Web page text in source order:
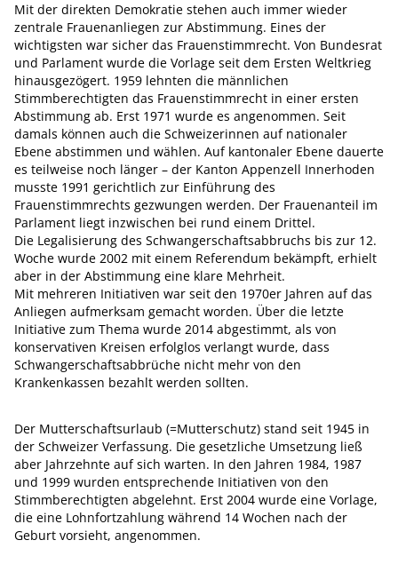
Mit der direkten Demokratie stehen auch immer wieder
zentrale Frauenanliegen zur Abstimmung. Eines der
wichtigsten war sicher das Frauenstimmrecht. Von Bundesrat
und Parlament wurde die Vorlage seit dem Ersten Weltkrieg
hinausgezögert. 1959 lehnten die männlichen
Stimmberechtigten das Frauenstimmrecht in einer ersten
Abstimmung ab. Erst 1971 wurde es angenommen. Seit
damals können auch die Schweizerinnen auf nationaler
Ebene abstimmen und wählen. Auf kantonaler Ebene dauerte
es teilweise noch länger – der Kanton Appenzell Innerhoden
musste 1991 gerichtlich zur Einführung des
Frauenstimmrechts gezwungen werden. Der Frauenanteil im
Parlament liegt inzwischen bei rund einem Drittel.
Die Legalisierung des Schwangerschaftsabbruchs bis zur 12.
Woche wurde 2002 mit einem Referendum bekämpft, erhielt
aber in der Abstimmung eine klare Mehrheit.
Mit mehreren Initiativen war seit den 1970er Jahren auf das
Anliegen aufmerksam gemacht worden. Über die letzte
Initiative zum Thema wurde 2014 abgestimmt, als von
konservativen Kreisen erfolglos verlangt wurde, dass
Schwangerschaftsabbrüche nicht mehr von den
Krankenkassen bezahlt werden sollten.
Der Mutterschaftsurlaub (=Mutterschutz) stand seit 1945 in
der Schweizer Verfassung. Die gesetzliche Umsetzung ließ
aber Jahrzehnte auf sich warten. In den Jahren 1984, 1987
und 1999 wurden entsprechende Initiativen von den
Stimmberechtigten abgelehnt. Erst 2004 wurde eine Vorlage,
die eine Lohnfortzahlung während 14 Wochen nach der
Geburt vorsieht, angenommen.